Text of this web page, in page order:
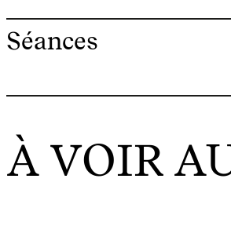
Séances
À VOIR